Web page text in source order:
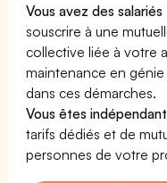
Vous avez des salariés
souscrire à une
collective liée à votre
maintenance en
dans ces démarches.
Vous êtes
tarifs dédiés et de
personnes de votre